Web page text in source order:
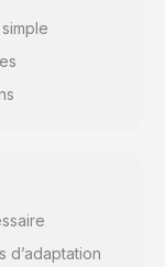
d’adaptation